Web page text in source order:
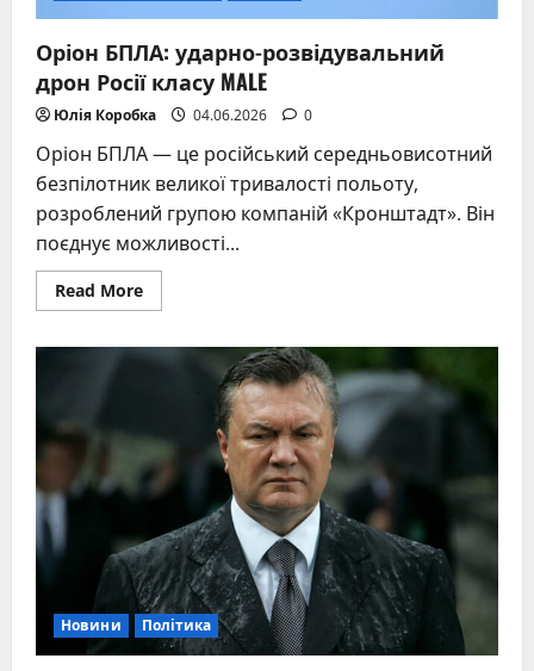
Оріон БПЛА: ударно-розвідувальний
дрон Росії класу MALE
Юлія Коробка 04.06.2026 0
Оріон БПЛА — це російський середньовисотний
безпілотник великої тривалості польоту,
розроблений групою компаній «Кронштадт». Він
поєднує можливості...
Read MoreRead
more
БПЛА:
розвідувальний
класу
MALE
Новини Політика